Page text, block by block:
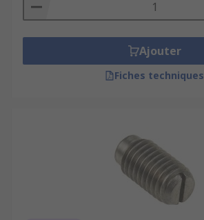
Ajouter
Fiches techniques